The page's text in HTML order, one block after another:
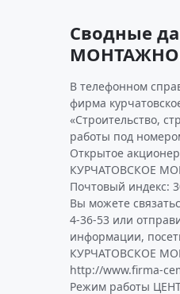
Сводные
В телефонном
фирма
«Строительство,
работы под
Открытое
КУРЧАТОВСКОЕ
Почтовый индекс:
Вы можете
4-36-53 или
информации,
КУРЧАТОВСКОЕ
http://www.firma-
Режим работы